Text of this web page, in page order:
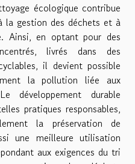
écologique contribue
la gestion des déchets et à
Ainsi, en optant pour des
livrés dans des
il devient possible
la pollution liée aux
développement durable
pratiques responsables,
la préservation de
une meilleure utilisation
aux exigences du tri